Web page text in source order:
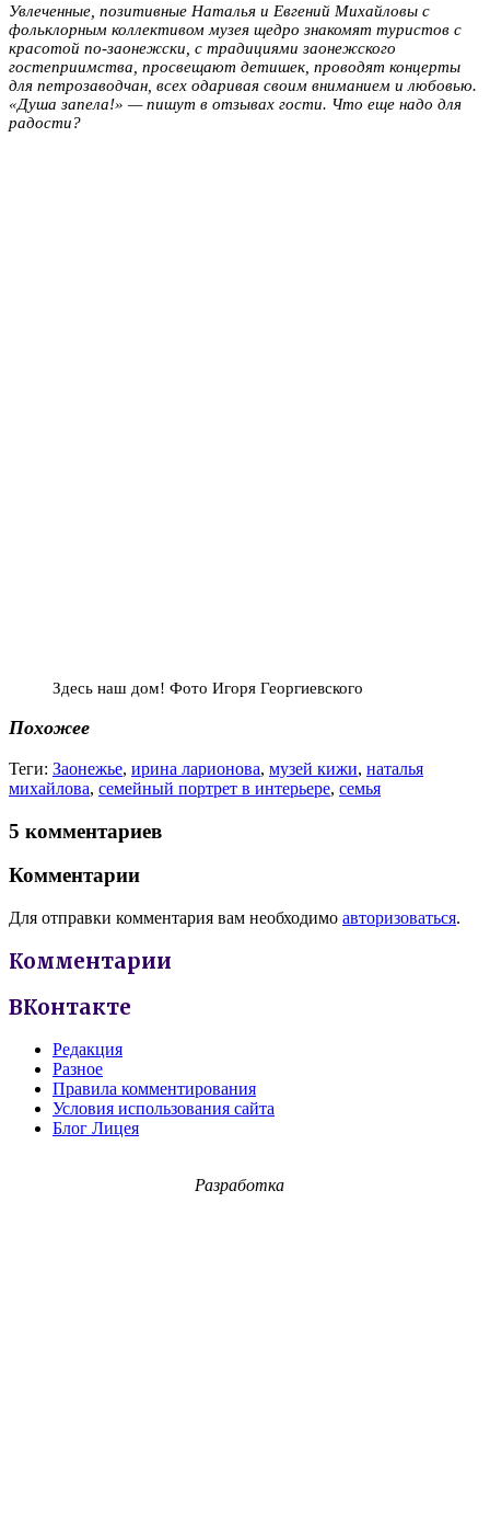
Увлеченные, позитивные Наталья и Евгений Михайловы с
фольклорным коллективом музея щедро знакомят туристов с
красотой по-заонежски, с традициями заонежского
гостеприимства, просвещают детишек, проводят концерты
для петрозаводчан, всех одаривая своим вниманием и любовью.
«Душа запела!» — пишут в отзывах гости. Что еще надо для
радости?
Здесь наш дом! Фото Игоря Георгиевского
Похожее
Теги: Заонежье, ирина ларионова, музей кижи, наталья
михайлова, семейный портрет в интерьере, семья
5 комментариев
Комментарии
Для отправки комментария вам необходимо авторизоваться.
Комментарии
ВКонтакте
Редакция
Разное
Правила комментирования
Условия использования сайта
Блог Лицея
Разработка